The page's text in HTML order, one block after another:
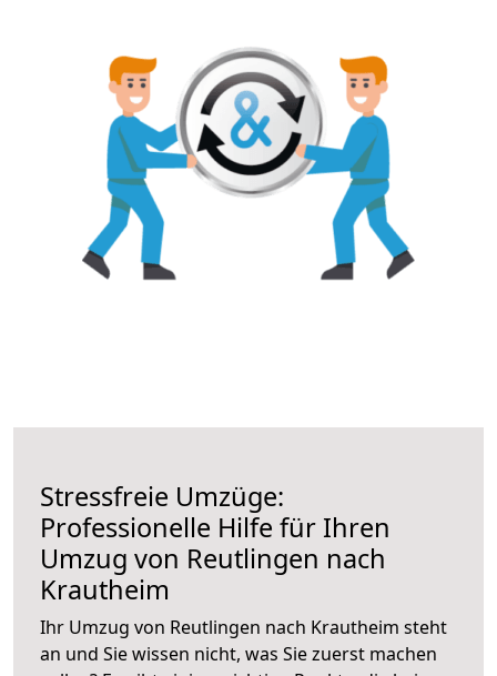
Stressfreie Umzüge:
Professionelle Hilfe für Ihren
Umzug von Reutlingen nach
Krautheim
Ihr Umzug von Reutlingen nach Krautheim steht
an und Sie wissen nicht, was Sie zuerst machen